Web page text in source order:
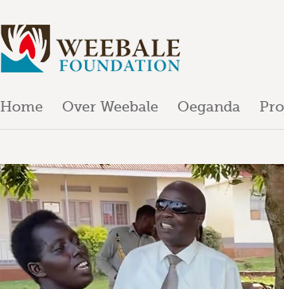
Home Over Weebale Oeganda